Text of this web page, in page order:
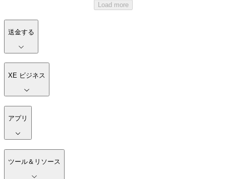
Load more
送金する
XE ビジネス
アプリ
ツール＆リソース